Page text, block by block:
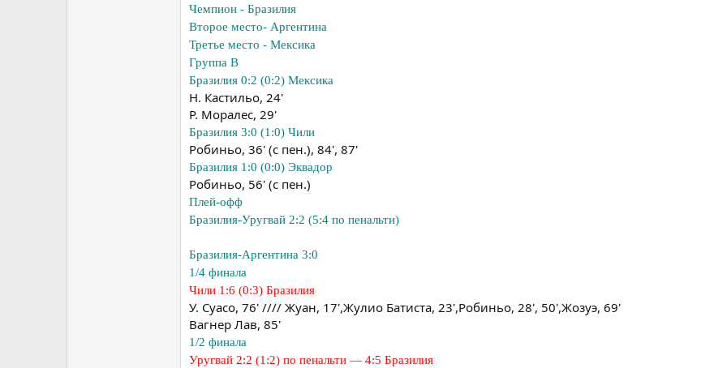
Чемпион - Бразилия
Второе место- Аргентина
Третье место - Мексика
Группа B
Бразилия 0:2 (0:2) Мексика
Н. Кастильо, 24'
Р. Моралес, 29'
Бразилия 3:0 (1:0) Чили
Робиньо, 36' (с пен.), 84', 87'
Бразилия 1:0 (0:0) Эквадор
Робиньо, 56' (с пен.)
Плей-офф
Бразилия-Уругвай 2:2 (5:4 по пенальти)
Бразилия-Аргентина 3:0
1/4 финала
Чили 1:6 (0:3) Бразилия
У. Суасо, 76' //// Жуан, 17',Жулио Батиста, 23',Робиньо, 28', 50',Жозуэ, 69'
Вагнер Лав, 85'
1/2 финала
Уругвай 2:2 (1:2) по пенальти — 4:5 Бразилия